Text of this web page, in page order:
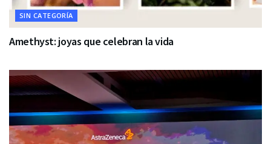
SIN CATEGORÍA
Amethyst: joyas que celebran la vida